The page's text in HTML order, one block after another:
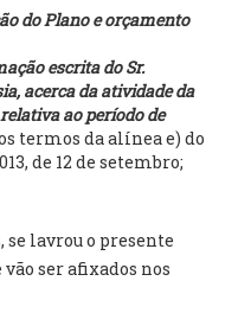
do Plano e orçamento
escrita do Sr.
acerca da atividade da
ao período de
termos da alínea e) do
de 12 de setembro;
se lavrou o presente
ser afixados nos